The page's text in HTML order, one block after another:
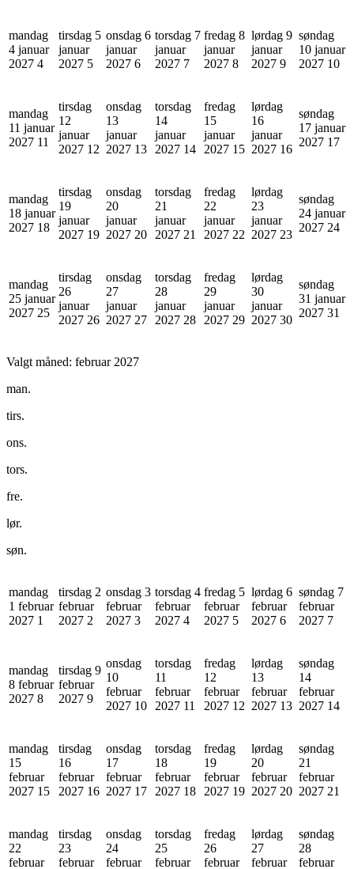
mandag
4 januar
2027 4
tirsdag 5
januar
2027 5
onsdag 6
januar
2027 6
torsdag 7
januar
2027 7
fredag 8
januar
2027 8
lørdag 9
januar
2027 9
søndag
10 januar
2027 10
mandag
11 januar
2027 11
tirsdag
12
januar
2027 12
onsdag
13
januar
2027 13
torsdag
14
januar
2027 14
fredag
15
januar
2027 15
lørdag
16
januar
2027 16
søndag
17 januar
2027 17
mandag
18 januar
2027 18
tirsdag
19
januar
2027 19
onsdag
20
januar
2027 20
torsdag
21
januar
2027 21
fredag
22
januar
2027 22
lørdag
23
januar
2027 23
søndag
24 januar
2027 24
mandag
25 januar
2027 25
tirsdag
26
januar
2027 26
onsdag
27
januar
2027 27
torsdag
28
januar
2027 28
fredag
29
januar
2027 29
lørdag
30
januar
2027 30
søndag
31 januar
2027 31
Valgt måned: februar 2027
man.
tirs.
ons.
tors.
fre.
lør.
søn.
mandag
1 februar
2027 1
tirsdag 2
februar
2027 2
onsdag 3
februar
2027 3
torsdag 4
februar
2027 4
fredag 5
februar
2027 5
lørdag 6
februar
2027 6
søndag 7
februar
2027 7
mandag
8 februar
2027 8
tirsdag 9
februar
2027 9
onsdag
10
februar
2027 10
torsdag
11
februar
2027 11
fredag
12
februar
2027 12
lørdag
13
februar
2027 13
søndag
14
februar
2027 14
mandag
15
februar
2027 15
tirsdag
16
februar
2027 16
onsdag
17
februar
2027 17
torsdag
18
februar
2027 18
fredag
19
februar
2027 19
lørdag
20
februar
2027 20
søndag
21
februar
2027 21
mandag
22
februar
tirsdag
23
februar
onsdag
24
februar
torsdag
25
februar
fredag
26
februar
lørdag
27
februar
søndag
28
februar